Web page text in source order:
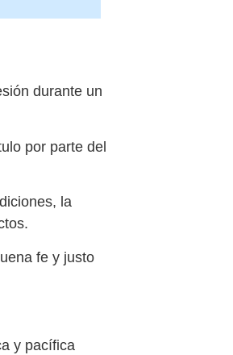
durante un
por parte del
la
fe y justo
y pacífica